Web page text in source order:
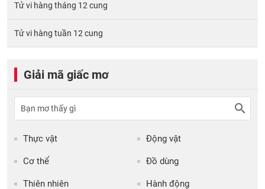
Tử vi hàng tháng 12 cung
Tử vi hàng tuần 12 cung
Giải mã giấc mơ
Thực vật Động vật
Cơ thể Đồ dùng
Thiên nhiên Hành động